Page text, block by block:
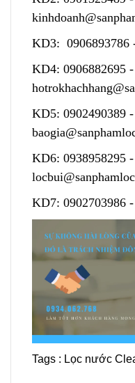
KD3: 0906893786
KD4: 0906882695 -
KD5: 0902490389 -
KD6: 0938958295 -
KD7: 0902703986 -
Tags : Lọc nước